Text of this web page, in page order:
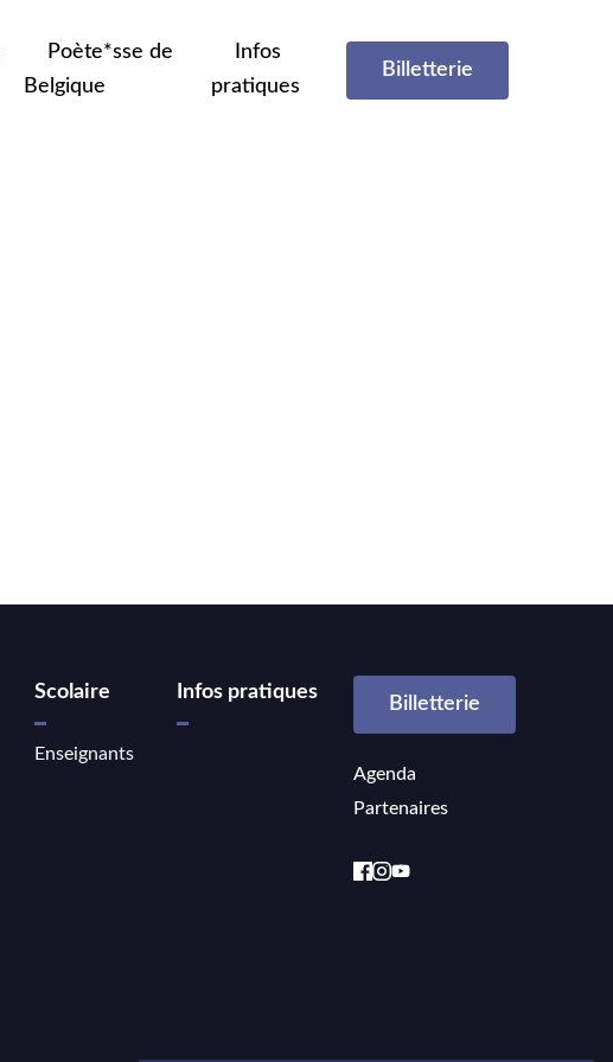
Poète*sse de
Belgique
Infos
pratiques
Billetterie
Scolaire
Enseignants
Infos pratiques
Billetterie
Agenda
Partenaires